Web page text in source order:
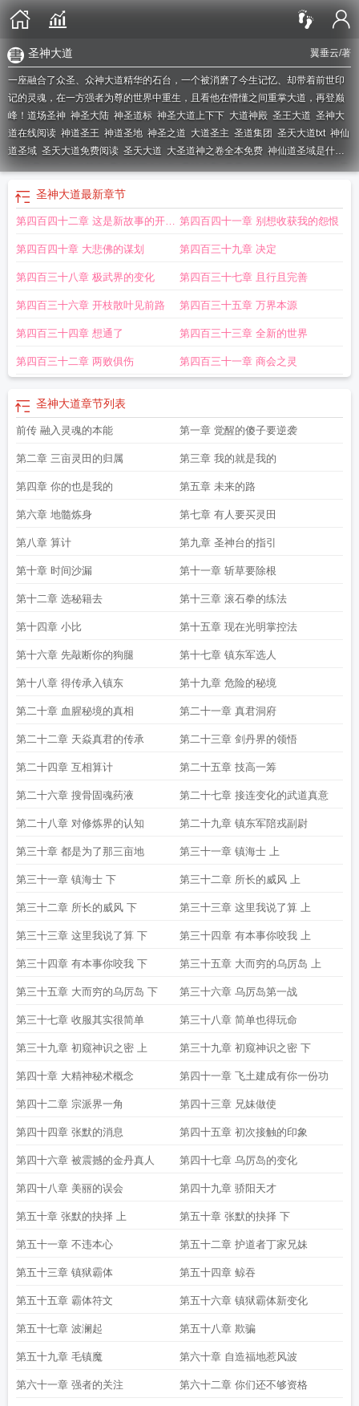
翼垂云/著
圣神大道
一座融合了众圣、众神大道精华的石台，一个被消磨了今生记忆、却带着前世印
记的灵魂，在一方强者为尊的世界中重生，且看他在懵懂之间重掌大道，再登巅
峰！ 道场圣神 神圣大陆 神圣道标 神圣大道上下下 大道神殿 圣王大道 圣神大
道在线阅读 神道圣王 神道圣地 神圣之道 大道圣主 圣道集团 圣天大道txt 神仙
道圣域 圣天大道免费阅读 圣天大道 大圣道神之卷全本免费 神仙道圣域是什
么神圣道路大道甚夷圣道第五个任务圣神大殿圣天大道笔趣阁大道圣地
道神学院 大道圣夷
圣神大道最新章节
第四百四十二章 这是新故事的开端
大结局
第四百四十一章 别想收获我的怨恨
第四百四十章 大悲佛的谋划 第四百三十九章 决定
第四百三十八章 极武界的变化 第四百三十七章 且行且完善
第四百三十六章 开枝散叶见前路 第四百三十五章 万界本源
第四百三十四章 想通了 第四百三十三章 全新的世界
第四百三十二章 两败俱伤 第四百三十一章 商会之灵
圣神大道章节列表
前传 融入灵魂的本能 第一章 觉醒的傻子要逆袭
第二章 三亩灵田的归属 第三章 我的就是我的
第四章 你的也是我的 第五章 未来的路
第六章 地髓炼身 第七章 有人要买灵田
第八章 算计 第九章 圣神台的指引
第十章 时间沙漏 第十一章 斩草要除根
第十二章 选秘籍去 第十三章 滚石拳的练法
第十四章 小比 第十五章 现在光明掌控法
第十六章 先敲断你的狗腿 第十七章 镇东军选人
第十八章 得传承入镇东 第十九章 危险的秘境
第二十章 血腥秘境的真相 第二十一章 真君洞府
第二十二章 天焱真君的传承 第二十三章 剑丹界的领悟
第二十四章 互相算计 第二十五章 技高一筹
第二十六章 搜骨固魂药液 第二十七章 接连变化的武道真意
第二十八章 对修炼界的认知 第二十九章 镇东军陪戎副尉
第三十章 都是为了那三亩地 第三十一章 镇海士 上
第三十一章 镇海士 下 第三十二章 所长的威风 上
第三十二章 所长的威风 下 第三十三章 这里我说了算 上
第三十三章 这里我说了算 下 第三十四章 有本事你咬我 上
第三十四章 有本事你咬我 下 第三十五章 大而穷的乌厉岛 上
第三十五章 大而穷的乌厉岛 下 第三十六章 乌厉岛第一战
第三十七章 收服其实很简单 第三十八章 简单也得玩命
第三十九章 初窥神识之密 上 第三十九章 初窥神识之密 下
第四十章 大精神秘术概念 第四十一章 飞土建成有你一份功
第四十二章 宗派界一角 第四十三章 兄妹做使
第四十四章 张默的消息 第四十五章 初次接触的印象
第四十六章 被震撼的金丹真人 第四十七章 乌厉岛的变化
第四十八章 美丽的误会 第四十九章 骄阳天才
第五十章 张默的抉择 上 第五十章 张默的抉择 下
第五十一章 不违本心 第五十二章 护道者丁家兄妹
第五十三章 镇狱霸体 第五十四章 鲸吞
第五十五章 霸体符文 第五十六章 镇狱霸体新变化
第五十七章 波澜起 第五十八章 欺骗
第五十九章 毛镇魔 第六十章 自造福地惹风波
第六十一章 强者的关注 第六十二章 你们还不够资格